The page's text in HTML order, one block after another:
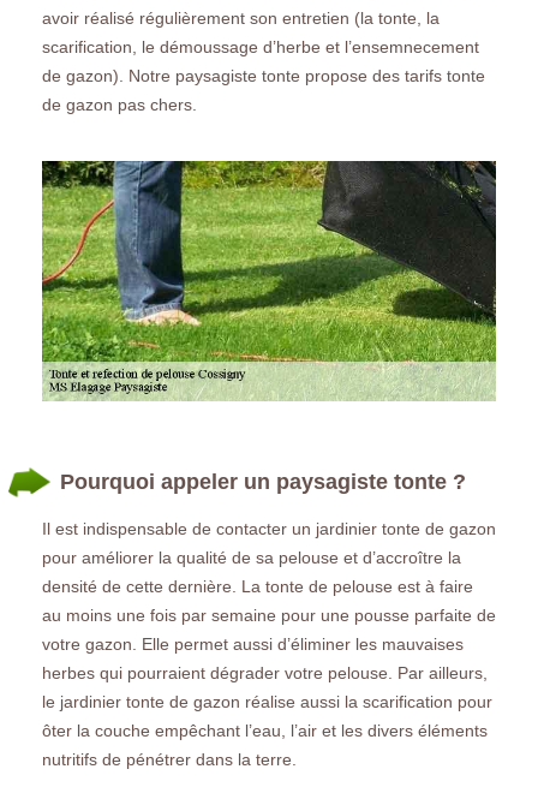
avoir réalisé régulièrement son entretien (la tonte, la
scarification, le démoussage d’herbe et l’ensemnecement
de gazon). Notre paysagiste tonte propose des tarifs tonte
de gazon pas chers.
Pourquoi appeler un paysagiste tonte ?
Il est indispensable de contacter un jardinier tonte de gazon
pour améliorer la qualité de sa pelouse et d’accroître la
densité de cette dernière. La tonte de pelouse est à faire
au moins une fois par semaine pour une pousse parfaite de
votre gazon. Elle permet aussi d’éliminer les mauvaises
herbes qui pourraient dégrader votre pelouse. Par ailleurs,
le jardinier tonte de gazon réalise aussi la scarification pour
ôter la couche empêchant l’eau, l’air et les divers éléments
nutritifs de pénétrer dans la terre.